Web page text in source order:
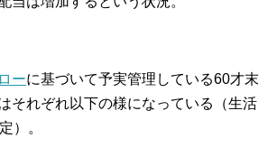
ーに基づいて予実管理している60才末
それぞれ以下の様になっている（生活
）。